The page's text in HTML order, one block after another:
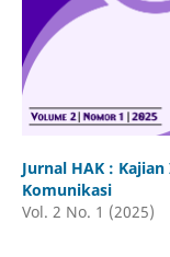
Jurnal HAK :
Komunikasi
Vol. 2 No. 1 (2025)